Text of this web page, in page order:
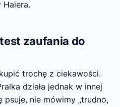
Haiera.
zaufania do
trochę z ciekawości.
działa jednak w innej
psuje, nie mówimy „trudno,